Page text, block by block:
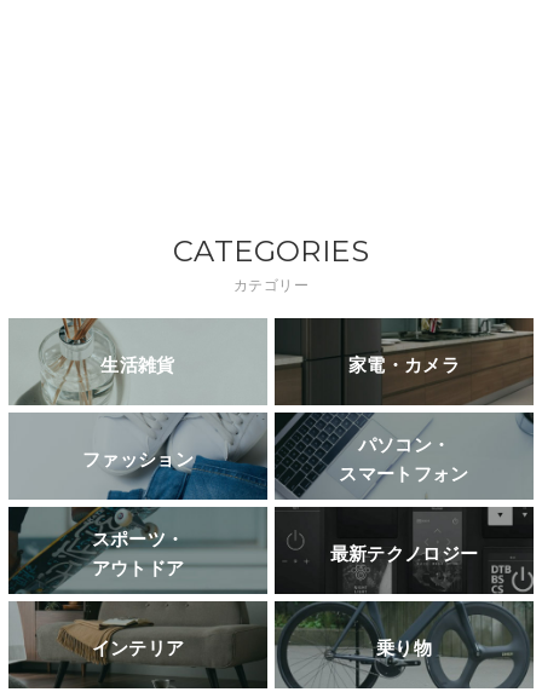
CATEGORIES
カテゴリー
生活雑貨 家電・カメラ
ファッション
パソコン・
スマートフォン
スポーツ・
アウトドア
最新テクノロジー
インテリア 乗り物